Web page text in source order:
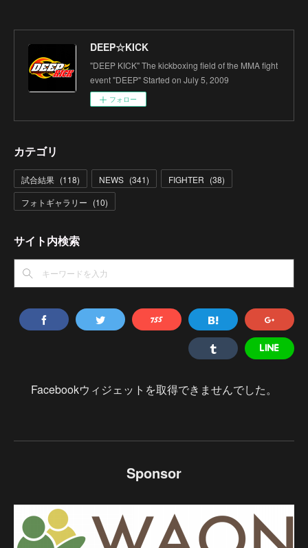
DEEP☆KICK
"DEEP KICK" The kickboxing field of the MMA fight
event "DEEP" Started on July 5, 2009
フォロー
カテゴリ
試合結果 (118) NEWS (341) FIGHTER (38)
フォトギャラリー (10)
サイト内検索
Facebookウィジェットを取得できませんでした。
Sponsor